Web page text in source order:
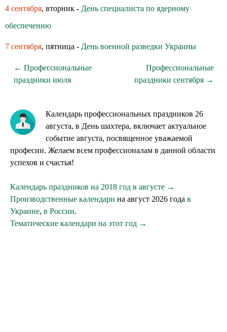
4 сентября, вторник - День специалиста по ядерному
обеспечению
7 сентября, пятница - День военной разведки Украины
← Профессиональные
праздники июля
Профессиональные
праздники сентября →
Календарь профессиональных праздников 26
августа, в День шахтера, включает актуальное
событие августа, посвященное уважаемой
професии. Желаем всем профессионалам в данной области
успехов и счастья!
Календарь праздников на 2018 год в августе →
Производственные календари на август 2026 года в
Украине, в России.
Тематические календари на этот год →